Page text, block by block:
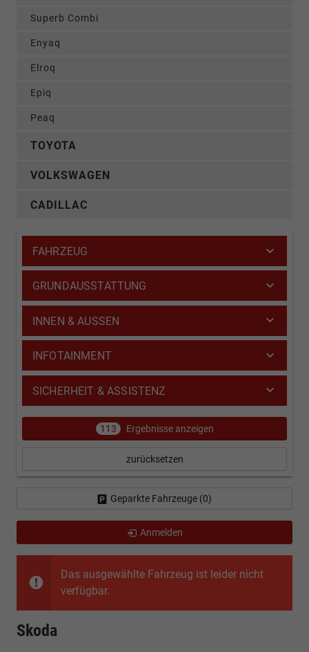
Das ausgewählte Fahrzeug ist leider nicht
verfügbar.
Skoda
Superb Combi
Enyaq
Elroq
Epiq
Peaq
TOYOTA
VOLKSWAGEN
CADILLAC
FAHRZEUG
GRUNDAUSSTATTUNG
INNEN & AUSSEN
INFOTAINMENT
SICHERHEIT & ASSISTENZ
113 Ergebnisse anzeigen
zurücksetzen
Geparkte Fahrzeuge (0)
Anmelden